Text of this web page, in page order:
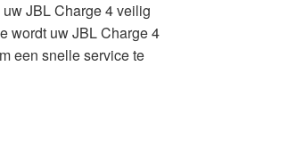
JBL Charge 4 veilig
wordt uw JBL Charge 4
een snelle service te